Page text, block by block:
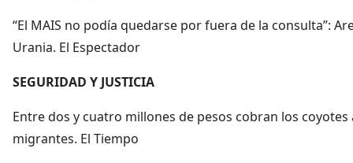
“El MAIS no podía quedarse por fuera de la consulta”:
Urania. El Espectador
SEGURIDAD Y JUSTICIA
Entre dos y cuatro millones de pesos cobran los coyotes
migrantes. El Tiempo